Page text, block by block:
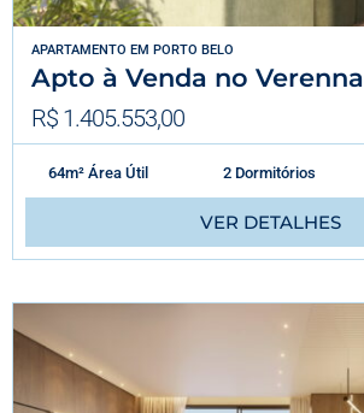
APARTAMENTO EM PORTO BELO
Apto à Venda no Verenna
R$ 1.405.553,00
64m² Área Útil 2 Dormitórios
VER DETALHES